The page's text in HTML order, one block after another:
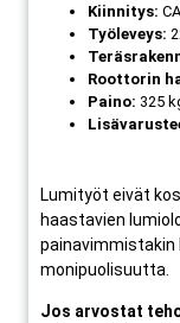
Kiinnitys:
Työleveys:
Roottorin
Paino: 325
Lumityöt eivät
haastavien
monipuolisuutta.
Jos arvostat